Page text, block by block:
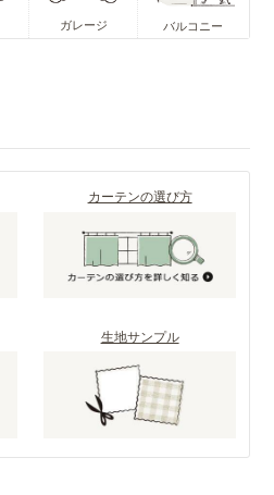
ガレージ バルコニー
カーテンの選び方
生地サンプル